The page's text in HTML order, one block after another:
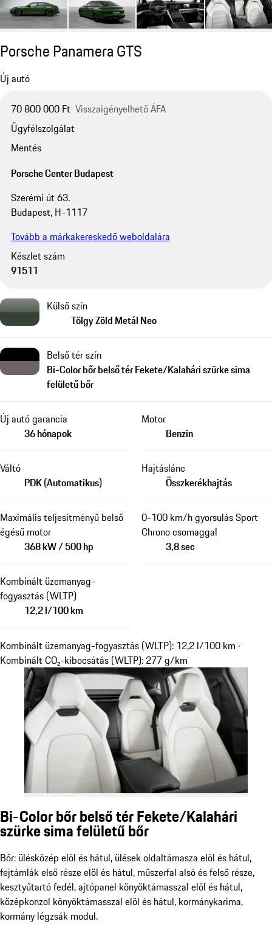
Porsche Panamera GTS
Új autó
70 800 000 Ft Visszaigényelhető ÁFA
Ügyfélszolgálat
Mentés
Porsche Center Budapest
Szerémi út 63.
Budapest, H-1117
Tovább a márkakereskedő weboldalára
Készlet szám
91511
Külső szín
Tölgy Zöld Metál Neo
Belső tér szín
Bi-Color bőr belső tér Fekete/Kalahári szürke sima
felületű bőr
Új autó garancia
36 hónapok
Motor
Benzin
Váltó
PDK (Automatikus)
Hajtáslánc
Összkerékhajtás
Maximális teljesítményű belső
égésű motor
368 kW / 500 hp
0-100 km/h gyorsulás Sport
Chrono csomaggal
3,8 sec
Kombinált üzemanyag-
fogyasztás (WLTP)
12,2 l/100 km
Kombinált üzemanyag-fogyasztás (WLTP): 12,2 l/100 km ·
Kombinált CO₂-kibocsátás (WLTP): 277 g/km
Bi-Color bőr belső tér Fekete/Kalahári
szürke sima felületű bőr
Bőr: ülésközép elöl és hátul, ülések oldaltámasza elöl és hátul,
fejtámlák első része elöl és hátul, műszerfal alsó és felső része,
kesztyűtartó fedél, ajtópanel könyöktámasszal elöl és hátul,
középkonzol könyöktámasszal elöl és hátul, kormánykarima,
kormány légzsák modul.